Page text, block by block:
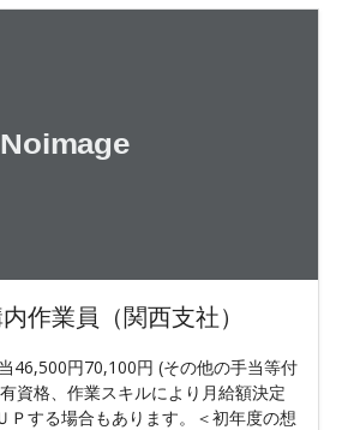
作業員（関西支社）
46,500円70,100円 (その他の手当等付
資格、作業スキルにより月給額決定
Ｐする場合もあります。＜初年度の想